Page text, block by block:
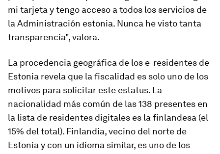
mi tarjeta y tengo acceso a todos los servicios de
la Administración estonia. Nunca he visto tanta
transparencia", valora.
La procedencia geográfica de los e-residentes de
Estonia revela que la fiscalidad es solo uno de los
motivos para solicitar este estatus. La
nacionalidad más común de las 138 presentes en
la lista de residentes digitales es la finlandesa (el
15% del total). Finlandia, vecino del norte de
Estonia y con un idioma similar, es uno de los